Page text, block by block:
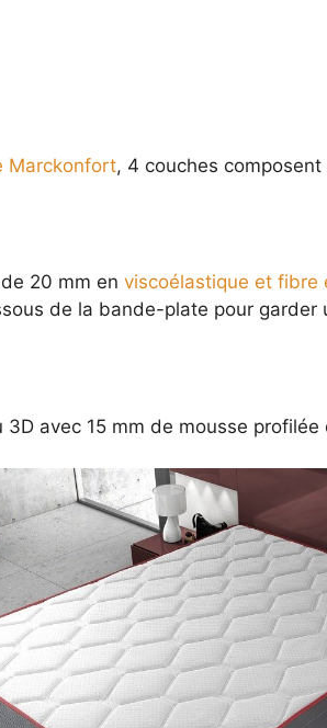
Marckonfort, 4 couches
20 mm en viscoélastique et fibre
de la bande-plate pour
avec 15 mm de mousse